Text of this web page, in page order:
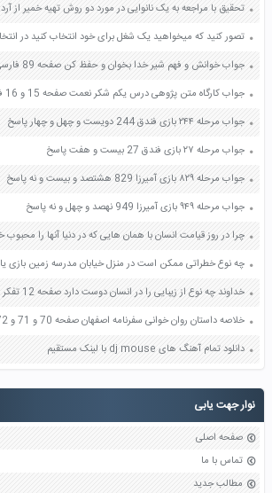
نوار جهت یابی
صفحه اصلی
تماس با ما
مطالب جدید
جواب خوانش و فهم شیر خدا بخوان و حفظ کن صفحه 89 فارسی ششم
جواب کارگاه متن پژوهی درس یکم شکر نعمت صفحه 15 و 16 فارسی دوازدهم
جواب مرحله ۲۴۴ بازی فندق 244 دویست و چهل و چهار پاسخ
جواب مرحله ۲۷ بازی فندق 27 بیست و هفت پاسخ
جواب مرحله ۸۲۹ بازی آمیرزا 829 هشتصد و بیست و نه پاسخ
جواب مرحله ۹۴۹ بازی آمیرزا 949 نهصد و چهل و نه پاسخ
خداوند چه نوع از زیبایی را در انسان دوست دارد صفحه 12 تفکر و سبک زندگی هشتم
دانلود تمام آهنگ های dj mouse با لینک مستقیم